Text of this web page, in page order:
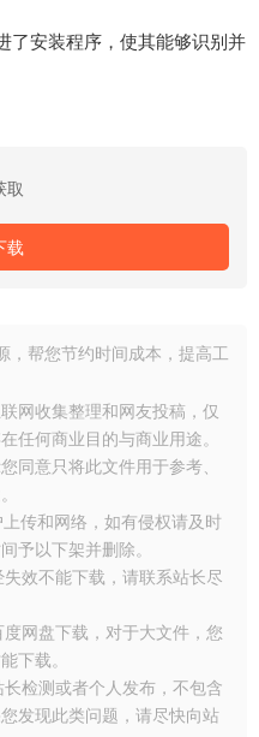
了安装程序，使其能够识别并
取
载
，帮您节约时间成本，提高工
网收集整理和网友投稿，仅
任何商业目的与商业用途。
同意只将此文件用于参考、
传和网络，如有侵权请及时
予以下架并删除。
效不能下载，请联系站长尽
网盘下载，对于大文件，您
下载。
检测或者个人发布，不包含
发现此类问题，请尽快向站